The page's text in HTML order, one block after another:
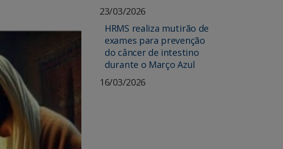
23/03/2026
HRMS realiza mutirão de
exames para prevenção
do câncer de intestino
durante o Março Azul
16/03/2026